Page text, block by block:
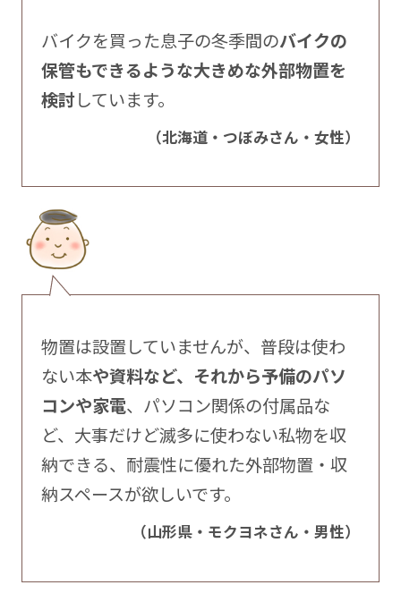
バイクを買った息子の冬季間のバイクの
保管もできるような大きめな外部物置を
検討しています。
（北海道・つぼみさん・女性）
物置は設置していませんが、普段は使わ
ない本や資料など、それから予備のパソ
コンや家電、パソコン関係の付属品な
ど、大事だけど滅多に使わない私物を収
納できる、耐震性に優れた外部物置・収
納スペースが欲しいです。
（山形県・モクヨネさん・男性）